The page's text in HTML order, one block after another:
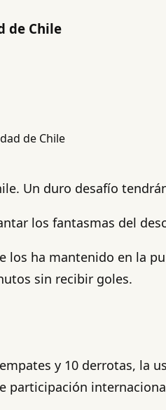
de Chile
Un duro desafío
los fantasmas del
los ha mantenido en la
sin recibir goles.
y 10 derrotas, la